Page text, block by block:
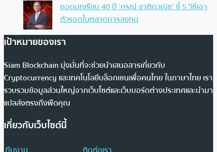
ถอดบทเรียน 40 ปี ‘กรณ์ จาติกวณิช’ ชี้ 5 วิธีเอา
ตัวรอดในตลาดการลงทุน
เป้าหมายของเรา
Siam Blockchain มุ่งมั่นที่จะช่วยนำเสนอสารเกี่ยวกับ
Cryptocurrency และเทคโนโลยีบล็อกเชนเพื่อคนไทย ในภาษาไทย เรา
รวบรวมข้อมูลส่วนใหญ่จากเว็บไซต์และเว็บบอร์ดต่างประเทศและนำมา
แปลส่งตรงถึงฟีดคุณ
เกี่ยวกับเว็บไซต์นี้